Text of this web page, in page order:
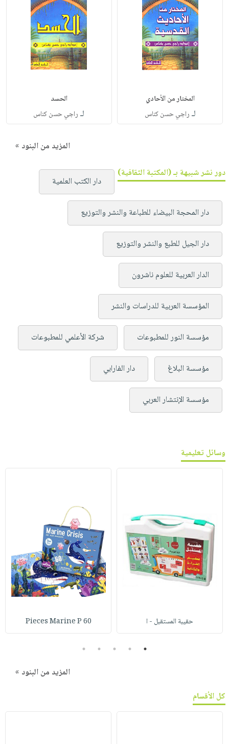
المختار من الأحادي
لـ راجي حسن كناس
الحسد
لـ راجي حسن كناس
المزيد من البنود »
دور نشر شبيهة بـ (المكتبة الثقافية)
دار الكتب العلمية
دار المحجة البيضاء للطباعة والنشر والتوزيع
دار الجيل للطبع والنشر والتوزيع
الدار العربية للعلوم ناشرون
المؤسسة العربية للدراسات والنشر
مؤسسة النور للمطبوعات شركة الأعلمي للمطبوعات
مؤسسة البلاغ دار الفارابي
مؤسسة الإنتشار العربي
وسائل تعليمية
حقيبة المستقبل - ا 60 Pieces Marine P
1
2
3
4
5
المزيد من البنود »
كل الأقسام